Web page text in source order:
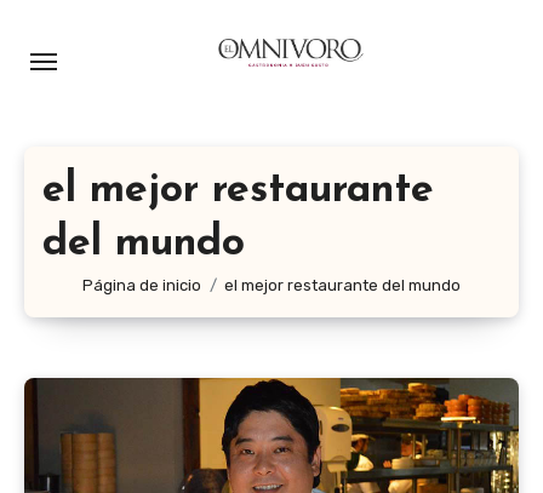
el mejor restaurante
del mundo
Página de inicio el mejor restaurante del mundo